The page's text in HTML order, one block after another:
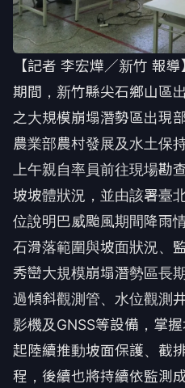
【記者 李宏燁／新竹 報
期間，新竹縣尖石鄉山區
之大規模崩塌潛勢區出現
農業部農村發展及水土保
上午親自率員前往現場勘
坡坡體狀況，並由該署臺
位說明巴威颱風期間降雨
石滑落範圍與坡面狀況、
秀巒大規模崩塌潛勢區長
過傾斜觀測管、水位觀測
影機及GNSS等設備，掌
起陸續推動坡面保護、截
程，後續也將持續依監測